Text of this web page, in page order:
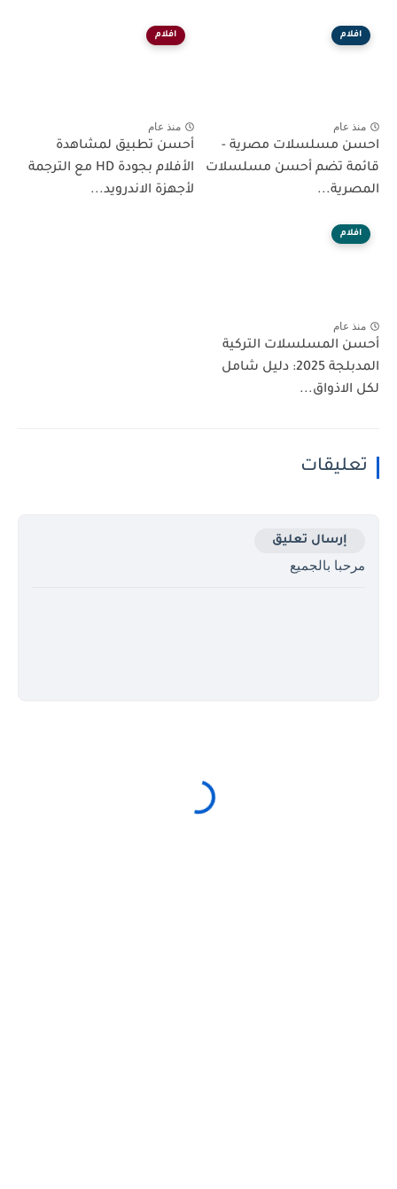
افلام
منذ عام
احسن مسلسلات مصرية -
قائمة تضم أحسن مسلسلات
المصرية...
افلام
منذ عام
أحسن تطبيق لمشاهدة
الأفلام بجودة HD مع الترجمة
لأجهزة الاندرويد...
افلام
منذ عام
أحسن المسلسلات التركية
المدبلجة 2025: دليل شامل
لكل الاذواق...
تعليقات
إرسال تعليق
مرحبا بالجميع